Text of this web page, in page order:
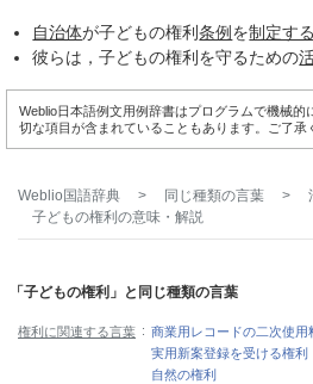
自治体が子どもの権利条例 を制定する
彼らは，子どもの権利を守るための
Weblio日本語例文用例辞書はプログラムで機械的
切な項目が含まれていることもあります。ご了承
Weblio国語辞典 > 同じ種類の言葉 >
子どもの権利 の意味・解説
「子どもの権利」と同じ種類の言葉
権利に関連する言葉
商業用レコードの二次使用
実用新案登録を受ける権利
自然の権利